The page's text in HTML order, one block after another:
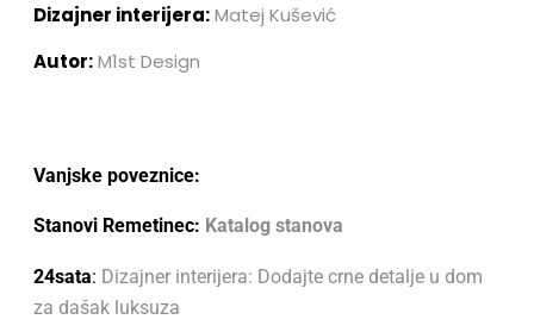
Dizajner interijera:Matej Kušević
Autor:M1st Design
Vanjske poveznice:
Stanovi Remetinec: Katalog stanova
24sata: Dizajner interijera: Dodajte crne detalje u dom
za dašak luksuza